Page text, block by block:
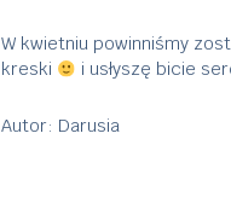
W kwietniu powinniśmy
kreski
i usłyszę bicie
Autor: Darusia